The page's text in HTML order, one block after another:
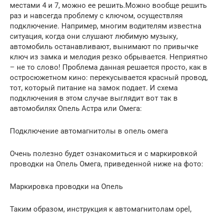
местами 4 и 7, можно ее решить.Можно вообще решить
раз и навсегда проблему с ключом, осуществляя
подключение. Например, многим водителям известна
ситуация, когда они слушают любимую музыку,
автомобиль останавливают, вынимают по привычке
ключ из замка и мелодия резко обрывается. Неприятно
– не то слово! Проблема данная решается просто, как в
остросюжетном кино: перекусывается красный провод,
тот, который питание на замок подает. И схема
подключения в этом случае выглядит вот так в
автомобилях Опель Астра или Омега:
Подключение автомагнитолы в опель омега
Очень полезно будет ознакомиться и с маркировкой
проводки на Опель Омега, приведенной ниже на фото:
Маркировка проводки на Опель
Таким образом, инструкция к автомагнитолам opel,